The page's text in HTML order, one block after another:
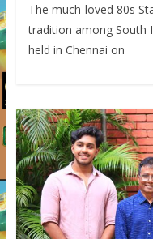
The much-loved 80s
tradition among South
held in Chennai on